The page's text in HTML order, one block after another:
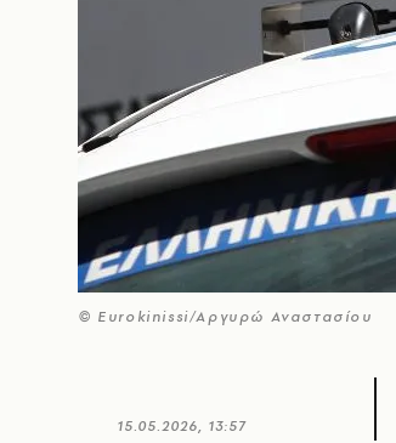
© Eurokinissi/Αργυρώ Αναστασίου
15.05.2026, 13:57